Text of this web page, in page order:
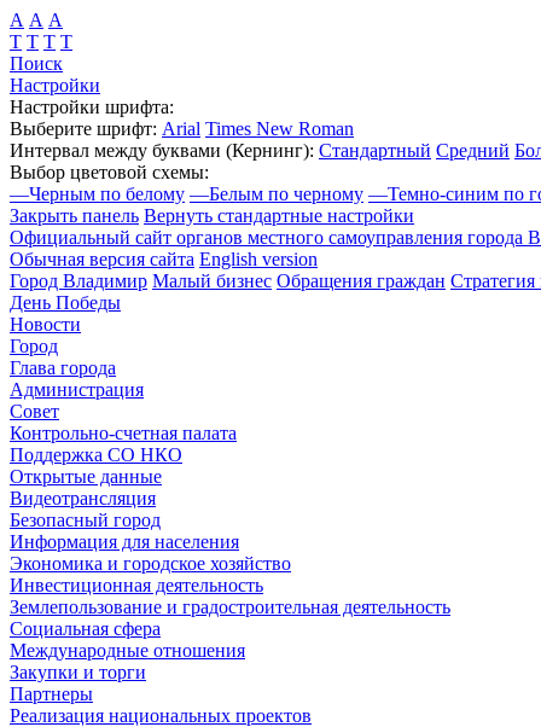
А А А
Т Т Т Т
Поиск
Настройки
Настройки шрифта:
Выберите шрифт: Arial Times New Roman
Интервал между буквами (Кернинг): Стандартный Средний
Выбор цветовой схемы:
—Черным по белому —Белым по черному —Темно-синим по
Закрыть панель Вернуть стандартные настройки
Официальный сайт органов местного самоуправления города
Обычная версия сайта English version
Город Владимир Малый бизнес Обращения граждан Стратегия
День Победы
Новости
Город
Глава города
Администрация
Совет
Контрольно-счетная палата
Поддержка СО НКО
Открытые данные
Видеотрансляция
Безопасный город
Информация для населения
Экономика и городское хозяйство
Инвестиционная деятельность
Землепользование и градостроительная деятельность
Социальная сфера
Международные отношения
Закупки и торги
Партнеры
Реализация национальных проектов